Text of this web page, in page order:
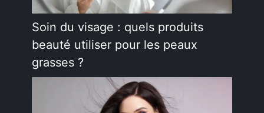
Soin du visage : quels produits
beauté utiliser pour les peaux
grasses ?